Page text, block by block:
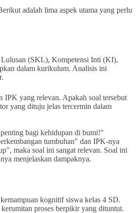
adalah lima aspek utama yang perlu
Lulusan (SKL), Kompetensi Inti (KI),
dalam kurikulum. Analisis ini
IPK yang relevan. Apakah soal tersebut
yang dituju jelas tercermin dalam
penting bagi kehidupan di bumi!"
tumbuhan" dan IPK-nya
maka soal ini sangat relevan. Soal ini
menjelaskan dampaknya.
kognitif siswa kelas 4 SD.
proses berpikir yang dituntut.